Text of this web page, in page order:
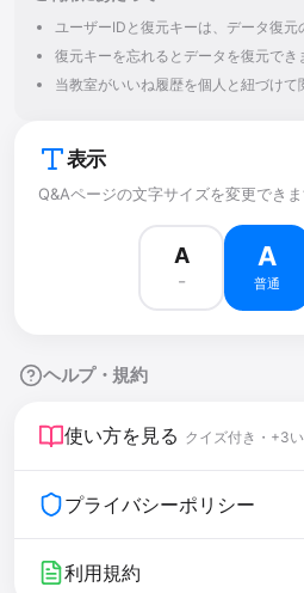
ユーザーIDと復元キーは、データ復元
復元キーを忘れるとデータを復元でき
当教室がいいね履歴を個人と紐づけ
表示
Q&Aページの文字サイズを変更でき
A
−
A
普通
ヘルプ・規約
使い方を見る クイズ付き・+3
プライバシーポリシー
利用規約